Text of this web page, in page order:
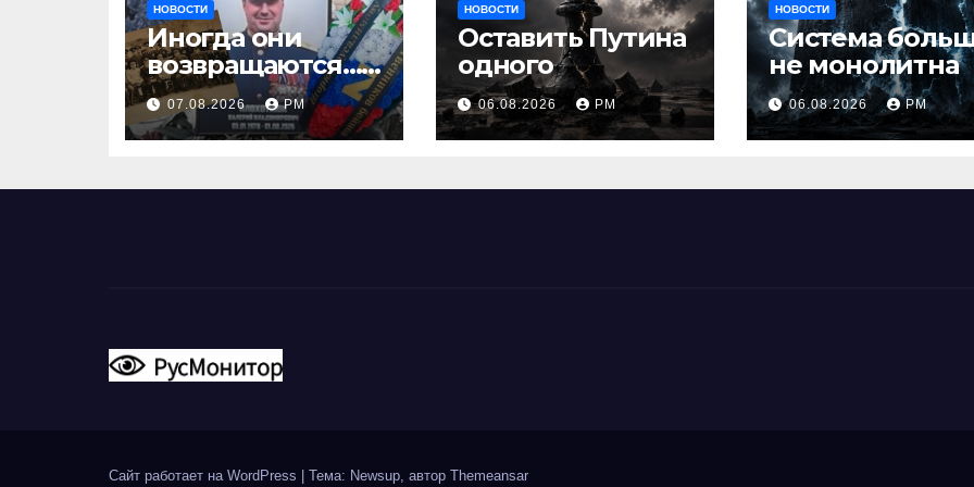
НОВОСТИ
Иногда они
возвращаются…
Или не
возвращаются
07.08.2026 РМ
НОВОСТИ
Оставить Путина
одного
06.08.2026 РМ
НОВОСТИ
Система
не монолитна
06.08.2026 РМ
Сайт работает на WordPress | Тема: Newsup, автор Themeansar